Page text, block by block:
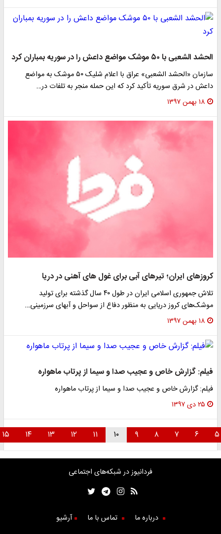
الحشد الشعبی با ۵۰ موشک مواضع داعش را در سوریه بمباران کرد
سازمان «الحشد الشعبی» عراق با اعلام شلیک ۵۰ موشک به مواضع
داعش در شرق سوریه تأکید کرد که این حمله منجر به تلفات در…
۱۸ بهمن ۱۳۹۷
کروزهای ایران؛ تیرهای آبی برای غول های آهنی در دریا
تلاش جمهوری اسلامی ایران در طول ۴۰ سال گذشته برای تولید
موشک‌های کروز دریایی به منظور دفاع از سواحل و آبهای سرزمینی…
۱۸ بهمن ۱۳۹۷
فیلم: گزارش خاص و عجیب صدا و سیما از پرتاب ماهواره
فیلم: گزارش خاص و عجیب صدا و سیما از پرتاب ماهواره
۲۵ دی ۱۳۹۷
۱۲ ۱۳ ۱۴ ۱۵
فردانیوز در شبکه‌های اجتماعی
درباره ما تماس با ما آرشیو